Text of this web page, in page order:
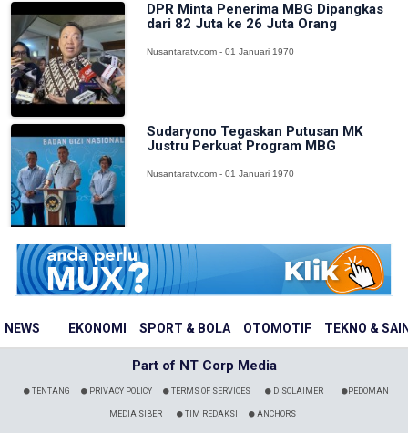
NEWS EKONOMI SPORT & BOLA OTOMOTIF TEKNO &
DPR Minta Penerima MBG Dipangkas
dari 82 Juta ke 26 Juta Orang
Nusantaratv.com - 01 Januari 1970
Sudaryono Tegaskan Putusan MK
Justru Perkuat Program MBG
Nusantaratv.com - 01 Januari 1970
Part of NT Corp Media
TENTANG PRIVACY POLICY TERMS OF SERVICES DISCLAIMER PEDOMAN
MEDIA SIBER TIM REDAKSI ANCHORS